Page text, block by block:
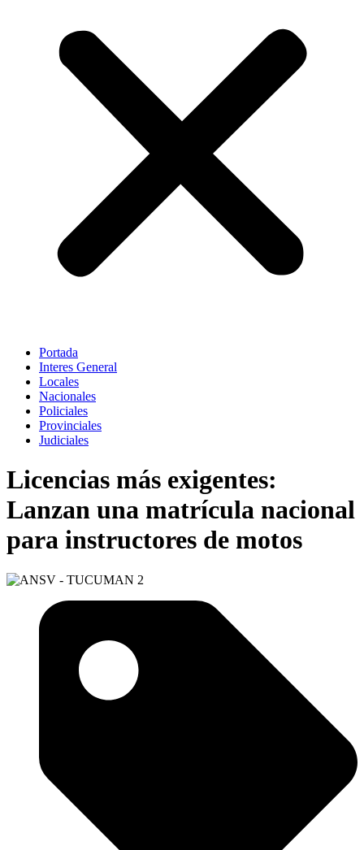
Portada
Interes General
Locales
Nacionales
Policiales
Provinciales
Judiciales
Licencias más exigentes:
Lanzan una matrícula nacional
para instructores de motos